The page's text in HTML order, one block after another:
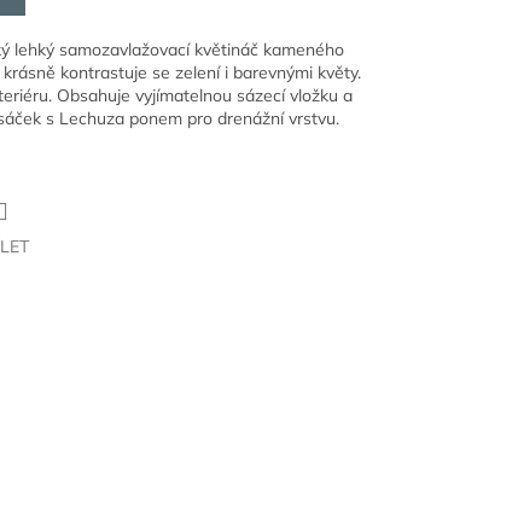
lehký samozavlažovací květináč kameného
kontrastuje se zelení i barevnými květy.
Obsahuje vyjímatelnou sázecí vložku a
s Lechuza ponem pro drenážní vrstvu.